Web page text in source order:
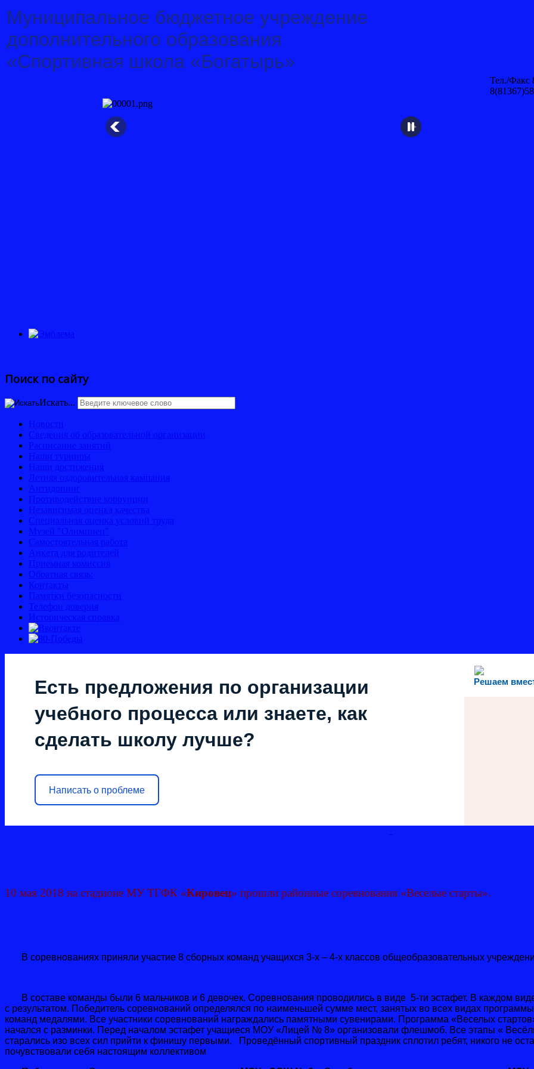
Муниципальное бюджетное учреждение
дополнительного образования
«Спортивная школа «Богатырь»
Тел./Факс
Поиск по сайту
Искать...
Новости
Сведения об образовательной организации
Расписание занятий
Наши турниры
Наши достижения
Летняя оздоровительная кампания
Антидопинг
Противодействие коррупции
Независимая оценка качества
Специальная оценка условий труда
Музей "Олимпиец"
Самостоятельная работа
Анкета для родителей
Приемная комиссия
Обратная связь:
Контакты
Памятки безопасности
Телефон доверия
Историческая справка
Решаем
Есть предложения по организации
учебного процесса или знаете, как
сделать школу лучше?
Написать о проблеме
10 мая 2018 на стадионе МУ ТГФК «Кировец» прошли районные соревнования «Веселые старты».
В соревнованиях приняли участие 8 сборных команд учащихся 3-х – 4-х классов общеобразовательных
В составе команды были 6 мальчиков и 6 девочек. Соревнования проводились в виде 5-ти эстафет. В каждом
с результатом. Победитель соревнований определялся по наименьшей сумме мест, занятых во всех видах
команд медалями. Все участники соревнований награждались памятными сувенирами. Программа «Веселых
начался с разминки. Перед началом эстафет учащиеся МОУ «Лицей № 8» организовали флешмоб. Все этапы «
старались изо всех сил прийти к финишу первыми. Проведённый спортивный праздник сплотил ребят, никого не
почувствовали себя настоящим коллективом